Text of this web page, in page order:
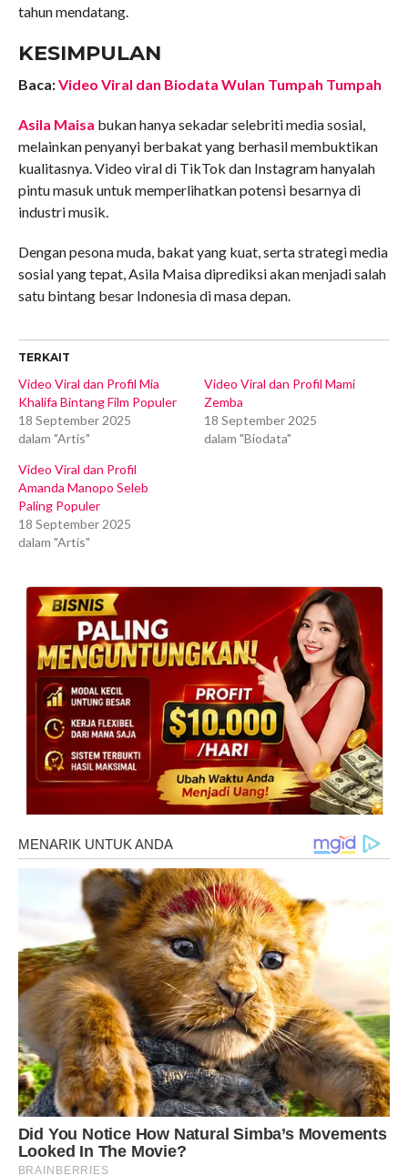
tahun mendatang.
KESIMPULAN
Baca:Video Viral dan Biodata Wulan Tumpah Tumpah
Asila Maisa bukan hanya sekadar selebriti media sosial,
melainkan penyanyi berbakat yang berhasil membuktikan
kualitasnya. Video viral di TikTok dan Instagram hanyalah
pintu masuk untuk memperlihatkan potensi besarnya di
industri musik.
Dengan pesona muda, bakat yang kuat, serta strategi media
sosial yang tepat, Asila Maisa diprediksi akan menjadi salah
satu bintang besar Indonesia di masa depan.
TERKAIT
Video Viral dan Profil Mia
Khalifa Bintang Film Populer
18 September 2025
dalam "Artis"
Video Viral dan Profil Mami
Zemba
18 September 2025
dalam "Biodata"
Video Viral dan Profil
Amanda Manopo Seleb
Paling Populer
18 September 2025
dalam "Artis"